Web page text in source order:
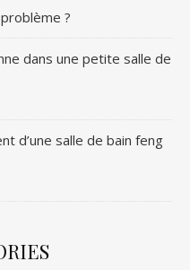
?
dans une petite salle de
d’une salle de bain feng